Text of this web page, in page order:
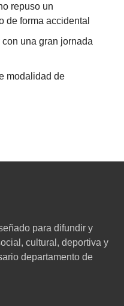
repuso un
de forma accidental
una gran jornada
modalidad de
para difundir y
cultural, deportiva y
departamento de